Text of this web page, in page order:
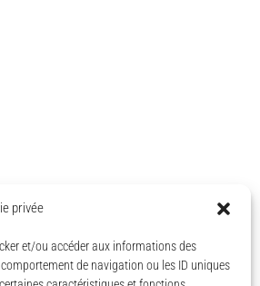
privée
et/ou accéder aux informations des
de navigation ou les ID uniques